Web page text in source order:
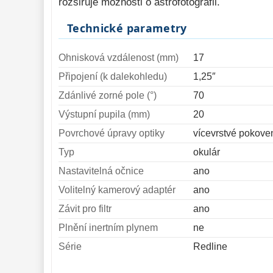
Technické parametry
Ohnisková vzdálenost (mm)
17
Připojení (k dalekohledu)
1,25″
Zdánlivé zorné pole (°)
70
Výstupní pupila (mm)
20
Povrchové úpravy optiky
vícevrstvé
Typ
okulár
Nastavitelná očnice
ano
Volitelný kamerový adaptér
ano
Závit pro filtr
ano
Plnění inertním plynem
ne
Série
Redline